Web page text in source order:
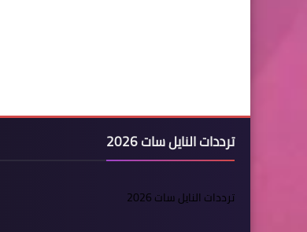
ترددات النايل سات 2026
ترددات النايل سات 2026